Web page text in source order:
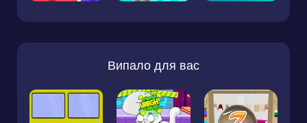
Випало для вас